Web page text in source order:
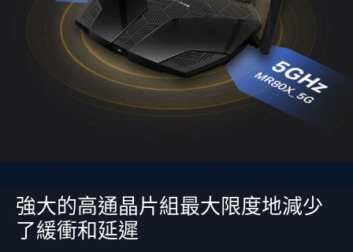
強大的高通晶片組最大限度地減少
了緩衝和延遲